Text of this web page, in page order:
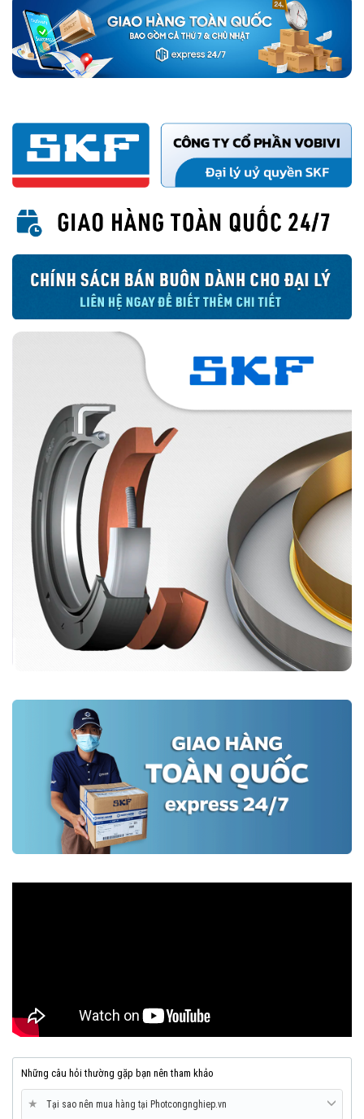
Những câu hỏi thường gặp bạn nên tham khảo
★ Tại sao nên mua hàng tại Photcongnghiep.vn